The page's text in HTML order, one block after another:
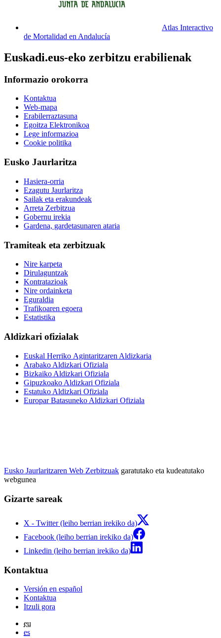
Atlas Interactivo
de Mortalidad en Andalucía
Euskadi.eus-eko zerbitzu erabilienak
Informazio orokorra
Kontaktua
Web-mapa
Erabilerraztasuna
Egoitza Elektronikoa
Lege informazioa
Cookie politika
Eusko Jaurlaritza
Hasiera-orria
Ezagutu Jaurlaritza
Sailak eta erakundeak
Arreta Zerbitzua
Gobernu irekia
Gardena, gardetasunaren ataria
Tramiteak eta zerbitzuak
Nire karpeta
Dirulaguntzak
Kontratazioak
Nire ordainketa
Eguraldia
Trafikoaren egoera
Estatistika
Aldizkari ofizialak
Euskal Herriko Agintaritzaren Aldizkaria
Arabako Aldizkari Ofiziala
Bizkaiko Aldizkari Ofiziala
Gipuzkoako Aldizkari Ofiziala
Estatuko Aldizkari Ofiziala
Europar Batasuneko Aldizkari Ofiziala
Eusko Jaurlaritzaren Web Zerbitzuak garatutako eta kudeatutako
webgunea
Gizarte sareak
X - Twitter (leiho berrian irekiko da)
Facebook (leiho berrian irekiko da)
Linkedin (leiho berrian irekiko da)
Kontaktua
Versión en español
Kontaktua
Itzuli gora
eu
es